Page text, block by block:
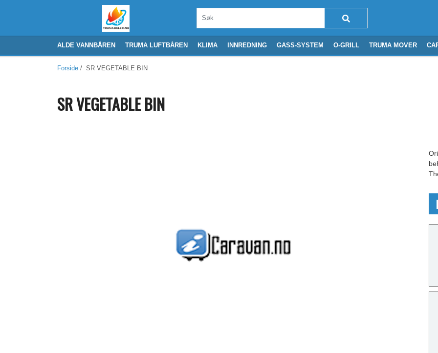
ALDE VANNBÅREN TRUMA LUFTBÅREN KLIMA INNREDNING GASS-SYSTEM O-GRILL TRUMA MOVER
Forside / SR VEGETABLE BIN
SR VEGETABLE BIN